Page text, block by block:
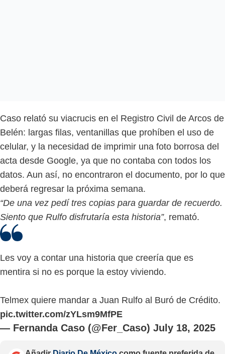
Caso relató su viacrucis en el Registro Civil de Arcos de
Belén: largas filas, ventanillas que prohíben el uso de
celular, y la necesidad de imprimir una foto borrosa del
acta desde Google, ya que no contaba con todos los
datos. Aun así, no encontraron el documento, por lo que
deberá regresar la próxima semana.
“De una vez pedí tres copias para guardar de recuerdo.
Siento que Rulfo disfrutaría esta historia”, remató.
Les voy a contar una historia que creería que es
mentira si no es porque la estoy viviendo.
Telmex quiere mandar a Juan Rulfo al Buró de Crédito.
pic.twitter.com/zYLsm9MfPE
— Fernanda Caso (@Fer_Caso) July 18, 2025